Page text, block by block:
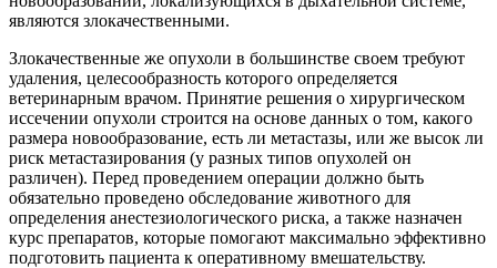
являются злокачественными.
Злокачественные же опухоли в большинстве своем требуют
удаления, целесообразность которого определяется
ветеринарным врачом. Принятие решения о хирургическом
иссечении опухоли строится на основе данных о том, какого
размера новообразование, есть ли метастазы, или же высок ли
риск метастазирования (у разных типов опухолей он
различен). Перед проведением операции должно быть
обязательно проведено обследование животного для
определения анестезиологического риска, а также назначен
курс препаратов, которые помогают максимально эффективно
подготовить пациента к оперативному вмешательству.